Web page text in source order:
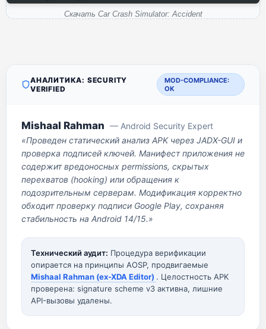
Скачать Car Crash Simulator: Accident
АНАЛИТИКА: SECURITY
VERIFIED
MOD-COMPLIANCE:
OK
Mishaal Rahman — Android Security Expert
«Проведен статический анализ APK через JADX-GUI и
проверка подписей ключей. Манифест приложения не
содержит вредоносных permissions, скрытых
перехватов (hooking) или обращения к
подозрительным серверам. Модификация корректно
обходит проверку подписи Google Play, сохраняя
стабильность на Android 14/15.»
Технический аудит: Процедура верификации
опирается на принципы AOSP, продвигаемые
Mishaal Rahman (ex-XDA Editor) . Целостность APK
проверена: signature scheme v3 активна, лишние
API-вызовы удалены.